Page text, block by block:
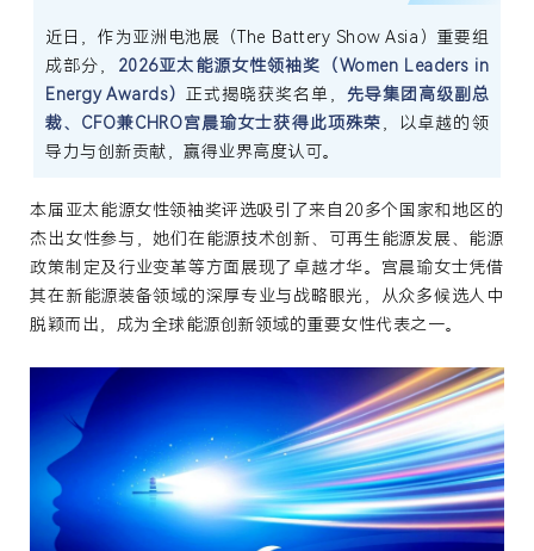
近日，作为亚洲电池展（The Battery Show Asia）重要组
成部分， 2026亚太能源女性领袖奖（Women Leaders in
Energy Awards） 正式揭晓获奖名单， 先导集团高级副总
裁、CFO兼CHRO宫晨瑜女士获得此项殊荣 ，以卓越的领
导力与创新贡献，赢得业界高度认可。
本届亚太能源女性领袖奖评选吸引了来自20多个国家和地区的
杰出女性参与，她们在能源技术创新、可再生能源发展、能源
政策制定及行业变革等方面展现了卓越才华。宫晨瑜女士凭借
其在新能源装备领域的深厚专业与战略眼光，从众多候选人中
脱颖而出，成为全球能源创新领域的重要女性代表之一。